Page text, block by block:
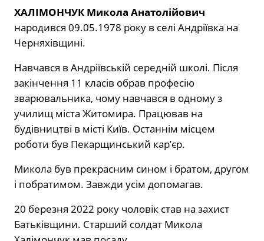
ХАЛІМОНЧУК Микола Анатолійович
народився 09.05.1978 року в селі Андріївка на
Черняхівщині.
Навчався в Андріївській середній школі. Після
закінчення 11 класів обрав професію
зварювальника, чому навчався в одному з
училищ міста Житомира. Працював на
будівництві в місті Київ. Останнім місцем
роботи був Пекарщинський кар’єр.
Микола був прекрасним сином і братом, другом
і побратимом. Завжди усім допомагав.
20 березня 2022 року чоловік став на захист
Батьківщини. Старший солдат Микола